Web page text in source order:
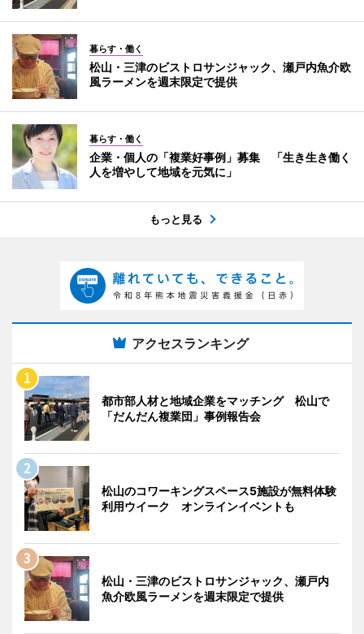
暮らす・働く
松山・三津のビストロサンジャック、瀬戸内魚介欧
風ラーメンを週末限定で提供
暮らす・働く
企業・個人の「複業好事例」募集 「生き生き働く
人を増やして地域を元気に」
もっと見る
アクセスランキング
都市部人材と地域企業をマッチング 松山で
「だんだん複業団」事例報告会
松山のコワーキングスペース5施設が無料体験
利用ウイーク オンラインイベントも
松山・三津のビストロサンジャック、瀬戸内
魚介欧風ラーメンを週末限定で提供